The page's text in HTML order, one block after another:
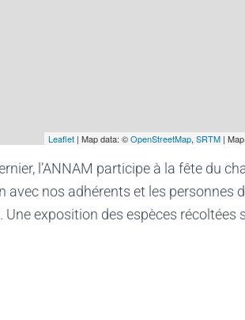
Leaflet | Map data: ©OpenStreetMap, SRTM |
l’ANNAM participe à la fête du
avec nos adhérents et les personnes
exposition des espèces récoltées